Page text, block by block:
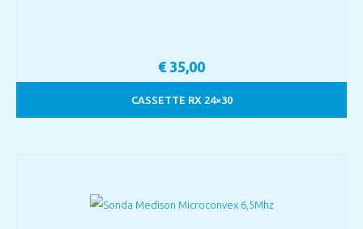
CASSETTE RX 24×30
€ 35,00